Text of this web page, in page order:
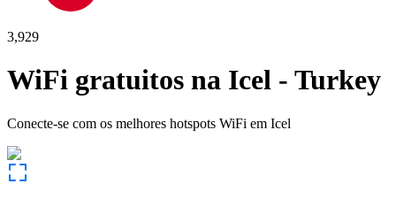
3,929
WiFi gratuitos na Icel - Turkey
Conecte-se com os melhores hotspots WiFi em Icel